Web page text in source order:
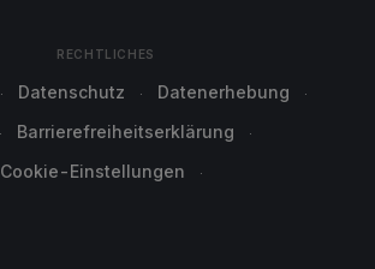
RECHTLICHES
Datenschutz
Datenerhebung
Barrierefreiheitserklärung
Cookie-Einstellungen